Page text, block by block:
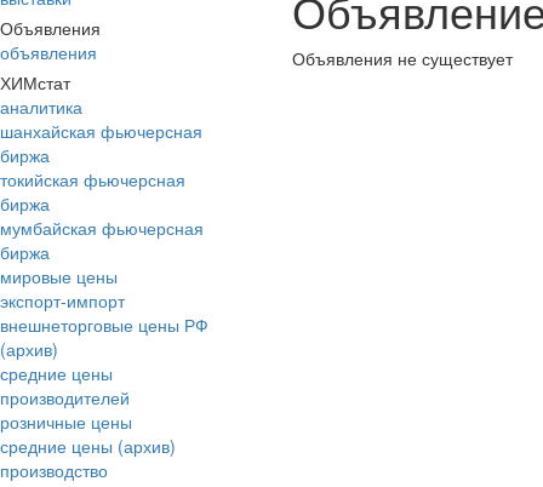
Объявления
объявления
ХИМстат
аналитика
шанхайская фьючерсная
биржа
токийская фьючерсная
биржа
мумбайская фьючерсная
биржа
мировые цены
экспорт-импорт
внешнеторговые цены РФ
(архив)
средние цены
производителей
розничные цены
средние цены (архив)
производство
Объявления не существует